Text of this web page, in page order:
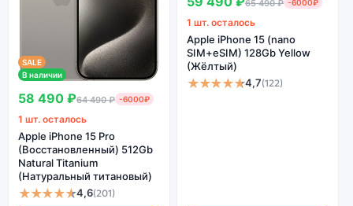
SALE
В наличии
58 490 ₽64 490 ₽ -6000₽
1 шт. осталось
Apple iPhone 15 Pro
(Восстановленный) 512Gb
Natural Titanium
(Натуральный титановый)
★★★★★4,6(201)
65 490 ₽ -6000₽
1 шт. осталось
Apple iPhone 15 (nano
SIM+eSIM) 128Gb Yellow
(Жёлтый)
★★★★★4,7(122)